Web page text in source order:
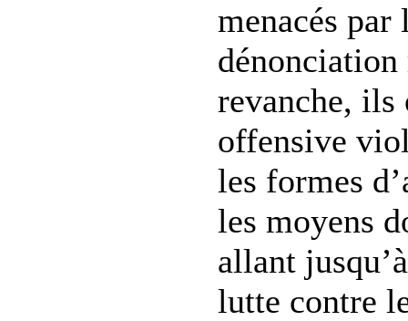
menacés par
revanche, ils
offensive
les formes
les moyens
allant
lutte contre